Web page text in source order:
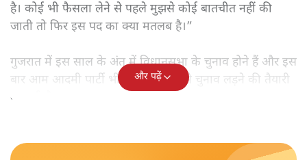
है। कोई भी फैसला लेने से पहले मुझसे कोई बातचीत नहीं की
जाती तो फिर इस पद का क्या मतलब है।”
गुजरात में इस साल के अंत में विधानसभा के चुनाव होने हैं और इस
बार आम आदमी पार्टी भी वहां जोर शोर से चुनाव लड़ने की तैयारी
कर रही है।
और पढ़ें